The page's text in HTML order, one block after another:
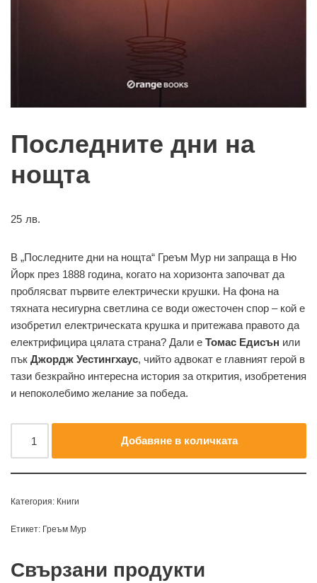
Последните дни на
нощта
25 лв.
‌В „Последните дни на нощта“ Греъм Мур ни запраща в Ню
Йорк през 1888 година, когато на хоризонта започват да
проблясват първите електрически крушки. На фона на
тяхната несигурна светлина се води ожесточен спор – кой е
изобретил електрическата крушка и притежава правото да
електрифицира цялата страна? Дали е Томас Едисън или
пък Джордж Уестингхаус, чийто адвокат е главният герой в
тази безкрайно интересна история за открития, изобретения
и непоколебимо желание за победа.
Добавяне в количката
Категория: Книги
Етикет: Греъм Мур
Свързани продукти